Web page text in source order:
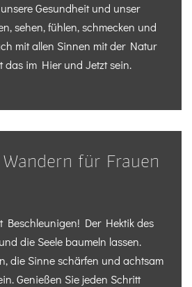
Gesundheit und unser
sehen, fühlen, schmecken und
mit allen Sinnen mit der Natur
das im Hier und Jetzt sein.
für Frauen
Beschleunigen! Der Hektik des
die Seele baumeln lassen.
die Sinne schärfen und achtsam
Genießen Sie jeden Schritt